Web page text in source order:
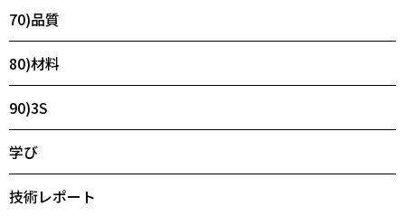
70)品質
80)材料
90)3S
学び
技術レポート